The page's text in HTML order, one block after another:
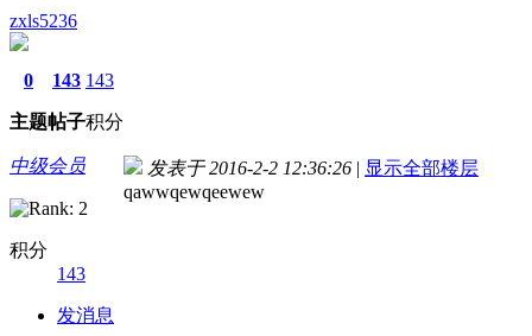
zxls5236
0
主题
143
帖子
143
积分
中级会员
积分
143
发消息
发表于 2016-2-2 12:36:26 | 显示全部楼层
qawwqewqeewew